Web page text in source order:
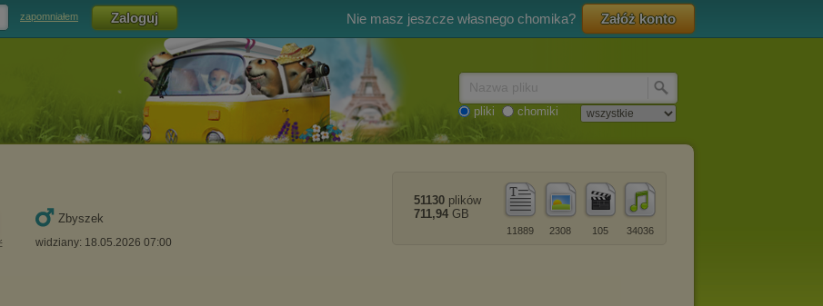
zapomniałem Nie masz jeszcze własnego chomika? Załóż konto
pliki chomiki
Zbyszek
widziany: 18.05.2026 07:00
34036
105
2308
11889
51130 plików
711,94 GB